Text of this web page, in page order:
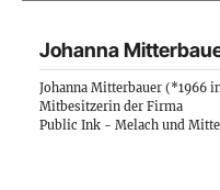
Johanna
Johanna Mitterbauer (*1966
Mitbesitzerin der Firma
Public Ink - Melach und